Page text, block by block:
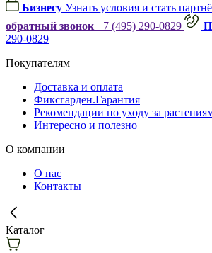
Бизнесу Узнать условия и стать
обратный звонок +7 (495) 290-0829
290-0829
Покупателям
Доставка и оплата
Фиксгарден.Гарантия
Рекомендации по уходу за
Интересно и полезно
О компании
О нас
Контакты
Каталог